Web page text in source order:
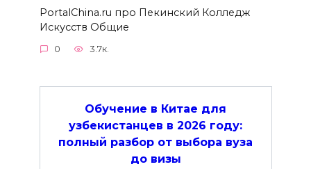
PortalChina.ru про Пекинский Колледж
Искусств Общие
0 3.7к.
Обучение в Китае для
узбекистанцев в 2026 году:
полный разбор от выбора вуза
до визы